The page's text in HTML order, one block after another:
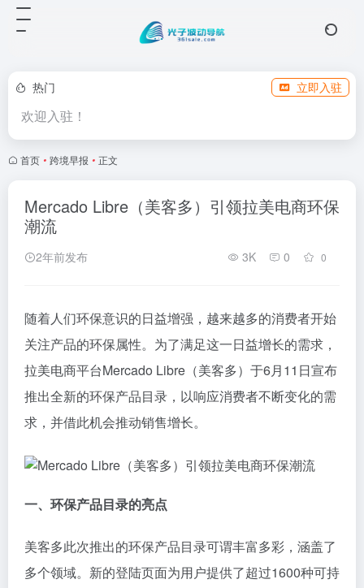
热门 立即入驻
欢迎入驻！
首页 • 跨境早报 • 正文
Mercado Libre（美客多）引领拉美电商环保
潮流
2年前发布 3K 0 0
随着人们环保意识的日益增强，越来越多的消费者开始
关注产品的环保属性。为了满足这一日益增长的需求，
拉美电商平台Mercado Libre（美客多）于6月11日宣布
推出全新的环保产品目录，以响应消费者不断变化的需
求，并借此机会推动销售增长。
一、环保产品目录的亮点
美客多此次推出的环保产品目录可谓丰富多彩，涵盖了
多个领域。新的登陆页面为用户提供了超过1600种可持